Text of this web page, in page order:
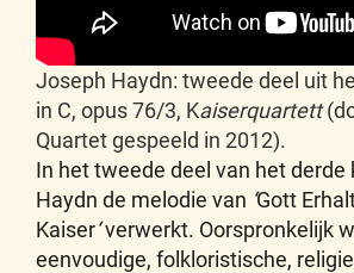
Joseph Haydn: tweede deel uit
in C, opus 76/3, Kaiserquartett
Quartet gespeeld in 2012).
In het tweede deel van het
Haydn de melodie van ‘Gott
Kaiser‘verwerkt. Oorspronkelijk
eenvoudige, folkloristische,